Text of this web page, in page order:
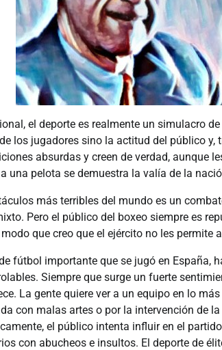
el deporte es realmente un simulacro
los jugadores sino la actitud del público y,
absurdas y creen de verdad, aunque
una pelota se demuestra la valía de la
más terribles del mundo es un
Pero el público del boxeo siempre es
que creo que el ejército no les permite
fútbol importante que se jugó en España,
Siempre que surge un fuerte
La gente quiere ver a un equipo en lo
con malas artes o por la intervención de
el público intenta influir en el
con abucheos e insultos. El deporte de